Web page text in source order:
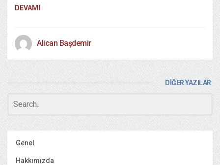
DEVAMI
Alican Başdemir
DİĞER YAZILAR
Genel
Hakkımızda